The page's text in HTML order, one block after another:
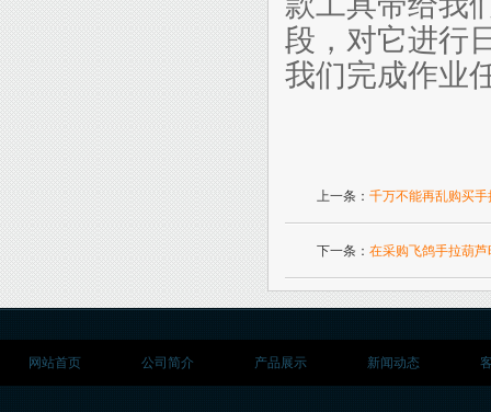
段，对它进行
我们完成作业
上一条： 千万不能再乱购买手
下一条： 在采购飞鸽手拉葫
网站首页 公司简介 产品展示 新闻动态